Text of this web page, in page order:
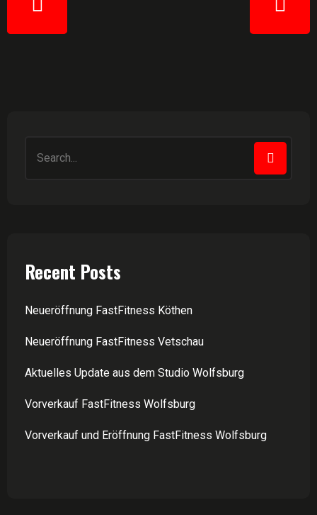
Recent Posts
Neueröffnung FastFitness Köthen
Neueröffnung FastFitness Vetschau
Aktuelles Update aus dem Studio Wolfsburg
Vorverkauf FastFitness Wolfsburg
Vorverkauf und Eröffnung FastFitness Wolfsburg